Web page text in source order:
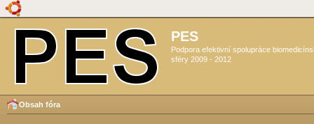
PES
Podpora efektivní spolupráce
sféry 2009 - 2012
Obsah fóra